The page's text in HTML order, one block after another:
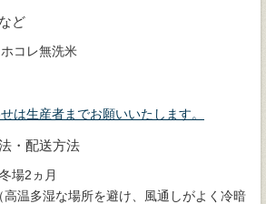
ど
コレ無洗米
は生産者までお願いいたします。
・配送方法
場2ヵ月
高温多湿な場所を避け、風通しがよく冷暗